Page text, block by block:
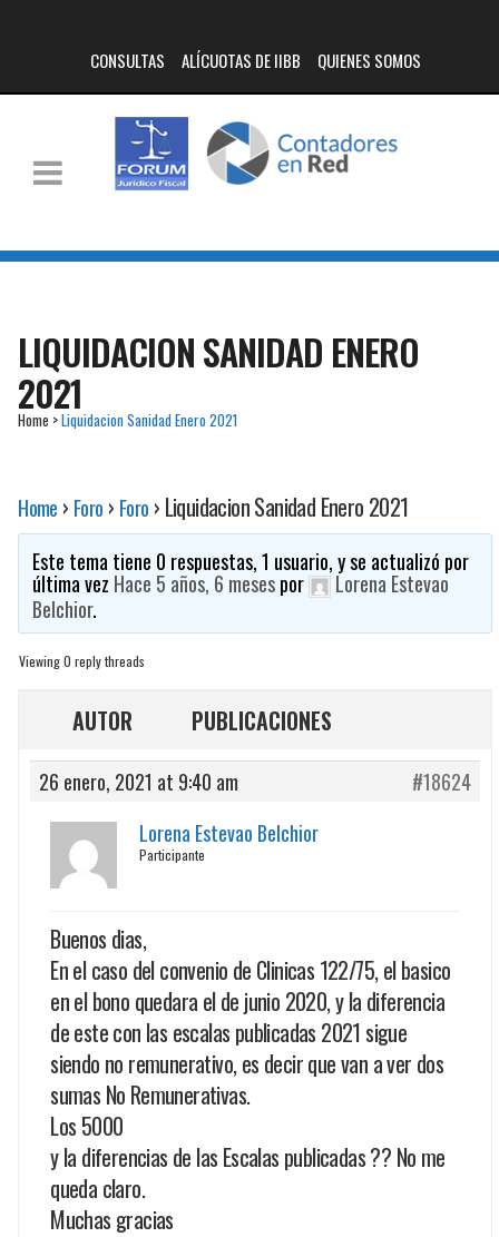
CONSULTAS ALÍCUOTAS DE IIBB QUIENES SOMOS
LIQUIDACION SANIDAD ENERO
2021
Home >Liquidacion Sanidad Enero 2021
Home › Foro › Foro › Liquidacion Sanidad Enero 2021
Este tema tiene 0 respuestas, 1 usuario, y se actualizó por
última vez Hace 5 años, 6 mesespor
Lorena Estevao
Belchior.
Viewing 0 reply threads
AUTOR PUBLICACIONES
26 enero, 2021 at 9:40 am
#18624
Lorena Estevao Belchior
Participante
Buenos dias,
En el caso del convenio de Clinicas 122/75, el basico
en el bono quedara el de junio 2020, y la diferencia
de este con las escalas publicadas 2021 sigue
siendo no remunerativo, es decir que van a ver dos
sumas No Remunerativas.
Los 5000
y la diferencias de las Escalas publicadas ?? No me
queda claro.
Muchas gracias